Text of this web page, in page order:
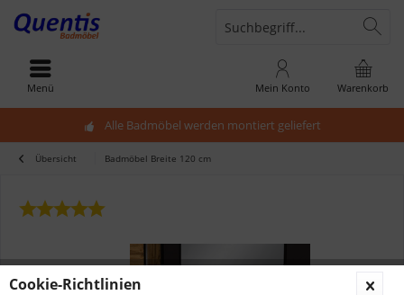
Alle Badmöbel werden montiert geliefert
Warenkorb
Mein Konto
Menü
Übersicht Badmöbel Breite 120 cm
Cookie-Richtlinien